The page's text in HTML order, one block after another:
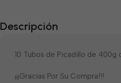
Descripción
10 Tubos de Picadillo de 400g
¡¡¡Gracias Por Su Compra!!!